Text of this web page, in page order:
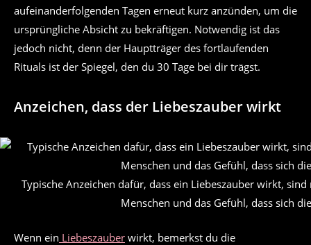
aufeinanderfolgenden Tagen erneut kurz anzünden, um die
ursprüngliche Absicht zu bekräftigen. Notwendig ist das
jedoch nicht, denn der Hauptträger des fortlaufenden
Rituals ist der Spiegel, den du 30 Tage bei dir trägst.
Anzeichen, dass der Liebeszauber wirkt
Typische Anzeichen dafür, dass ein Liebeszauber wirkt,
Menschen und das Gefühl, dass sich
Wenn ein Liebeszauber wirkt, bemerkst du die